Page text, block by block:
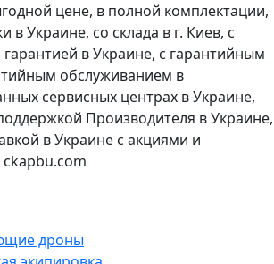
цене, в полной комплектации,
в Украине, со склада в г. Киев, с
в Украине, с гарантийным
обслуживанием в
сервисных центрах в Украине,
Производителя в Украине,
в Украине с акциями и
дроны